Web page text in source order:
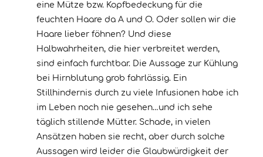
eine Mütze bzw. Kopfbedeckung für die
feuchten Haare da A und O. Oder sollen wir die
Haare lieber föhnen? Und diese
Halbwahrheiten, die hier verbreitet werden,
sind einfach furchtbar. Die Aussage zur Kühlung
bei Hirnblutung grob fahrlässig. Ein
Stillhindernis durch zu viele Infusionen habe ich
im Leben noch nie gesehen…und ich sehe
täglich stillende Mütter. Schade, in vielen
Ansätzen haben sie recht, aber durch solche
Aussagen wird leider die Glaubwürdigkeit der